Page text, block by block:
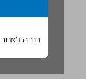
חזרה לאתר